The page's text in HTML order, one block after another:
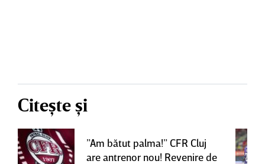
Citește și
”Am bătut palma!” CFR Cluj
are antrenor nou! Revenire de